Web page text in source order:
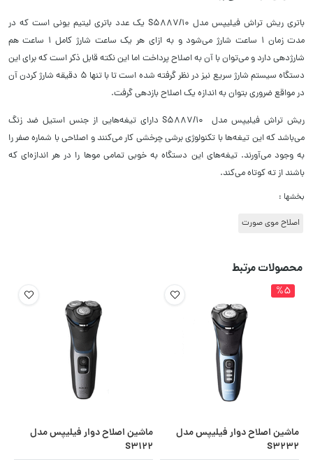
باتری ریش تراش فیلیپس مدل S5887/10 یک عدد باتری لیتیم یونی است که در
مدت زمان 1 ساعت شارژ می‌شود و به ازای هر یک ساعت شارژ کامل 1 ساعت هم
شارژدهی دارد و می‌توان با آن به اصلاح پرداخت اما این نکته قابل ذکر است که برای این
دستگاه سیستم شارژ سریع نیز در نظر گرفته شده است تا با تنها 5 دقیقه شارژ کردن آن
در مواقع ضروری بتوان به اندازه یک اصلاح بازدهی گرفت.
ریش تراش فیلیپس مدل S5887/10 دارای تیغه‌هایی از جنس استیل ضد زنگ
می‌باشد که این تیغه‌ها با تکنولوژی برشی چرخشی کار می‌کنند و اصلاحی با شماره صفر را
به وجود می‌آورند. تیغه‌های این دستگاه به خوبی تمامی موها را در هر اندازه‌ای که
باشند از ته کوتاه می‌کند.
بخشها :
اصلاح موی صورت
محصولات مرتبط
%5
ماشین اصلاح دوار فیلیپس مدل
S3232
ماشین اصلاح دوار فیلیپس مدل
S3122